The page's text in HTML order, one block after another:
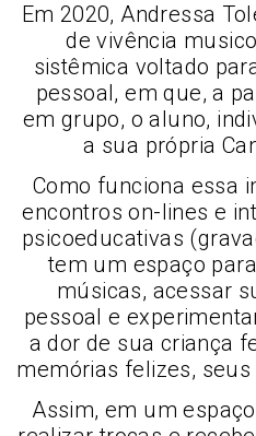
Em 2020, Andressa
de vivência
sistêmica voltado
pessoal, em que, a
em grupo, o aluno,
a sua própria
Como funciona essa
encontros on-lines e
psicoeducativas
tem um espaço
músicas, acessar
pessoal e
a dor de sua criança
memórias felizes,
Assim, em um